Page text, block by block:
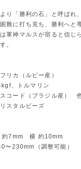
り「勝利の石」と呼ばれ
難に打ち克ち、勝利へと
軍神マルスが宿ると信じ
。
リカ（ルビー産）
、トルマリン
コード（ブラジル産）
スタルビーズ
約7mm 横 約10mm
〜230mm（調整可能）